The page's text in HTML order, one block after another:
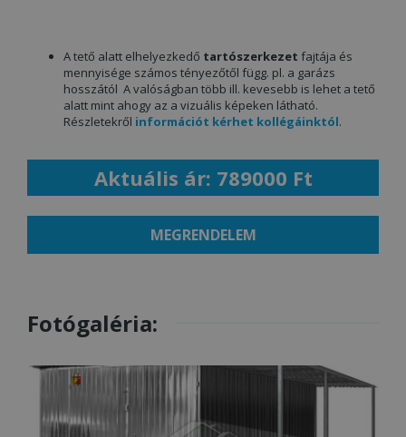
A tető alatt elhelyezkedő tartószerkezet fajtája és
mennyisége számos tényezőtől függ. pl. a garázs
hosszától A valóságban több ill. kevesebb is lehet a tető
alatt mint ahogy az a vizuális képeken látható.
Részletekről információt kérhet kollégáinktól.
Aktuális ár: 789000 Ft
MEGRENDELEM
Fotógaléria: